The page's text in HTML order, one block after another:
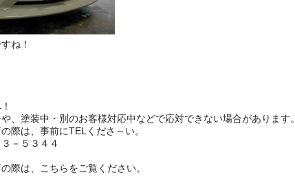
ね！
、塗装中・別のお客様対応中などで応対できない場合があります。
際は、事前にTELくださ～い。
－５３４４
際は、こちらをご覧ください。